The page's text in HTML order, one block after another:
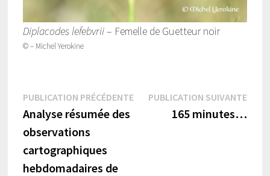
Diplacodes lefebvrii– Femelle de Guetteur noir
© – Michel Yerokine
Navigation
de
l’article
PUBLICATION PRÉCÉDENTEPublication
précédente :
Analyse résumée des
observations
cartographiques
hebdomadaires de
PUBLICATION SUIVANTE
165 minutes…